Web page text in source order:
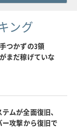
ング
つかずの3領
まだ稼げていな
ムが全面復旧、
攻撃から復旧で